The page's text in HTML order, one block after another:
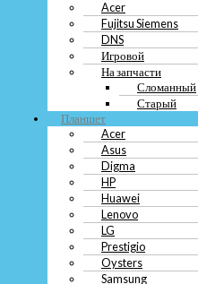
Acer
Fujitsu Siemens
DNS
Игровой
На запчасти
Сломанный
Старый
Планшет
Acer
Asus
Digma
HP
Huawei
Lenovo
LG
Prestigio
Oysters
Samsung
Планшет
На
Телевизор